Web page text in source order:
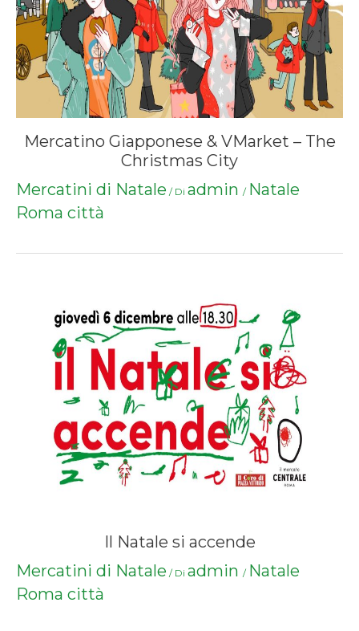
Mercatino Giapponese & VMarket – The
Christmas City
Mercatini di Natale / Di admin / Natale
Roma città
Il Natale si accende
Mercatini di Natale / Di admin / Natale
Roma città